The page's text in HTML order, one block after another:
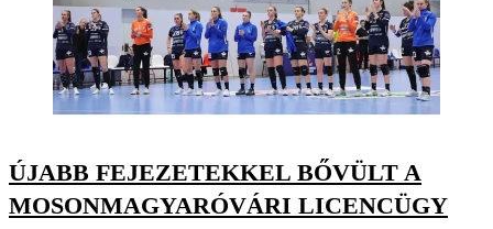
ÚJABB FEJEZETEKKEL BŐVÜLT A
MOSONMAGYARÓVÁRI LICENCÜGY